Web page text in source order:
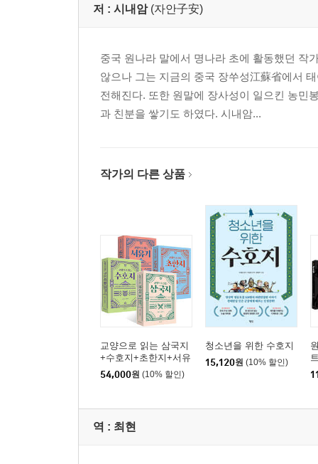
39. 이규의 귀향
42. 여장군 호삼랑의 분전
저 : 시내암 (자안子安)
중국 원나라 말에서 명나라 초에 활동했던 작
않으나 그는 지금의 중국 장쑤성江蘇省에서
전해진다. 또한 원말에 장사성이 일으킨 농민
과 친분을 쌓기도 하였다. 시내암...
작가의 다른 상품
교양으로 읽는 삼국지
+수호지+초한지+서유
기
54,000원 (10% 할인)
청소년을 위한 수호지
15,120원 (10% 할인)
역 : 최현